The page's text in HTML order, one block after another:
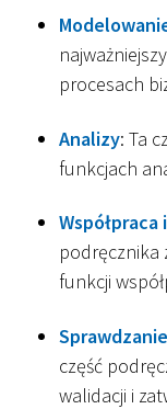
procesach
Analizy: Ta
funkcjach
podręcznika
funkcji
część
walidacji i